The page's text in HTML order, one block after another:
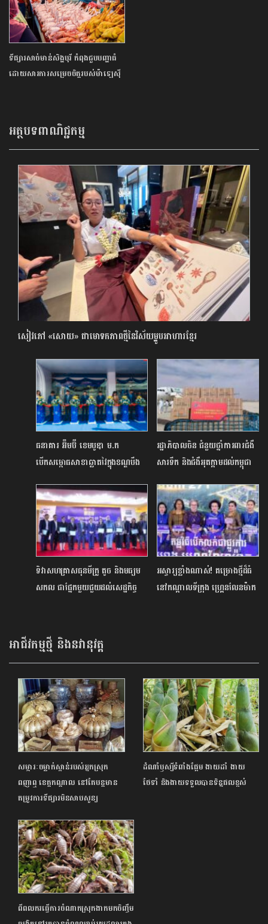
ទីផ្សារសាច់មាន់សិង្ហបុរី កំពុងជួបបញ្ហាធំ
ដោយសារការសម្រេចចិត្តរបស់ម៉ាឡេស៊ី
អត្ថបទពាណិជ្ជកម្ម
សៀវភៅ «សោយ» ជាមោទកភាពថ្មីនៃវិស័យម្ហូបអាហារខ្មែរ
ធនាគារ អ៊ឹមប៊ី ខេមបូឌា ម.ក ​
បើកសម្ពោធសាខាឆ្លាតវៃក្នុងខណ្ឌបឹង
អតិថិជន
រដ្ឋាភិបាលចិន ជំនួយថ្នាំការពារជំងឺ
សារទឹក និងជំងឺអុតក្តាមដល់កម្ពុជា
ទិវាសហគ្រាសធុនមីក្រូ តូច និងមធ្យម
សកល ជាផ្នែកមួយជួយដល់សេដ្ឋកិច្ច
អស្ចារ្យខ្លាំងណាស់! គម្រោងថ្មីដ៏ធំ
នៅកណ្តាលទីក្រុង ហ្រ្គេនលែនម៉ាក
អាជីវកម្មថ្មី និងនវានុវត្ត
សម្ភារៈចម្លាក់ស្ពាន់របស់អ្នកស្រុក
ពញាឮ ខេត្តកណ្តាល នៅតែបន្តមាន
តម្រូវការទីផ្សារមិនសាបសូន្យ
ដំណាំឫស្សីទំពាំងផ្អែម ងាយដាំ ងាយ
ថែទាំ និងងាយទទួលបានទិន្នផលខ្ពស់
ពីពលករធ្វើការចំណាកស្រុកងាកមកចិញ្ចឹម